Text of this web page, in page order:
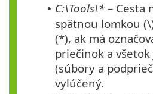
• C:\Tools\*– Cesta
spätnou lomkou
(*), ak má
priečinok a
(súbory a
vylúčený.